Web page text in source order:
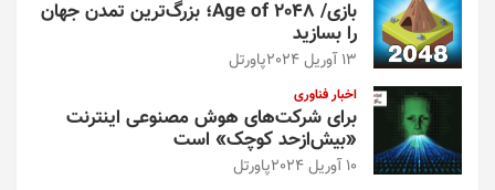
بازی/ Age of 2048؛ بزرگ‌ترین تمدن جهان
را بسازید
13 آوریل 2024 پاورتل
اخبار فناوری
برای شرکت‌های هوش مصنوعی اینترنت
«بیش‌از‌حد کوچک» است
10 آوریل 2024 پاورتل